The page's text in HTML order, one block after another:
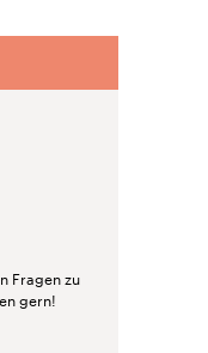
Fragen zu
gern!